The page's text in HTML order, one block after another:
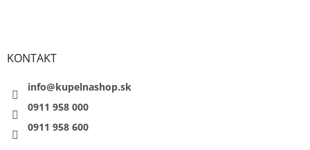
KONTAKT
info@kupelnashop.sk
0911 958 000
0911 958 600